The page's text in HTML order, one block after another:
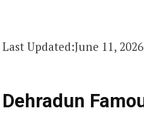
Last Updated:June 11,
Dehradun